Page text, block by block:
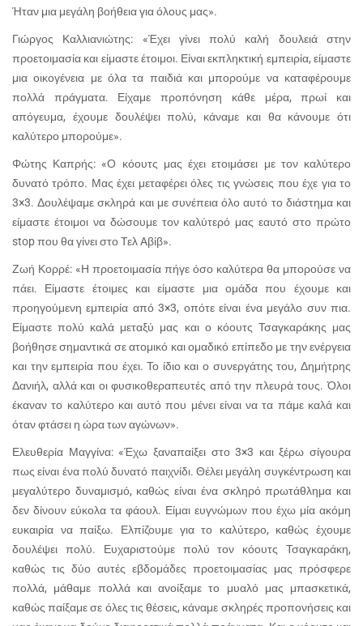
Ήταν μια μεγάλη βοήθεια για όλους μας».
Γιώργος Καλλιανιώτης: «Έχει γίνει πολύ καλή δουλειά στην
προετοιμασία και είμαστε έτοιμοι. Είναι εκπληκτική εμπειρία, είμαστε
μια οικογένεια με όλα τα παιδιά και μπορούμε να καταφέρουμε
πολλά πράγματα. Είχαμε προπόνηση κάθε μέρα, πρωί και
απόγευμα, έχουμε δουλέψει πολύ, κάναμε και θα κάνουμε ότι
καλύτερο μπορούμε».
Φώτης Καπρής: «Ο κόουτς μας έχει ετοιμάσει με τον καλύτερο
δυνατό τρόπο. Μας έχει μεταφέρει όλες τις γνώσεις που έχε για το
3×3. Δουλέψαμε σκληρά και με συνέπεια όλο αυτό το διάστημα και
είμαστε έτοιμοι να δώσουμε τον καλύτερό μας εαυτό στο πρώτο
stop που θα γίνει στο Tελ Aβίβ».
Ζωή Κορρέ: «Η προετοιμασία πήγε όσο καλύτερα θα μπορούσε να
πάει. Είμαστε έτοιμες και είμαστε μια ομάδα που έχουμε και
προηγούμενη εμπειρία από 3×3, οπότε είναι ένα μεγάλο συν πια.
Είμαστε πολύ καλά μεταξύ μας και ο κόουτς Τσαγκαράκης μας
βοήθησε σημαντικά σε ατομικό και ομαδικό επίπεδο με την ενέργεια
και την εμπειρία που έχει. Το ίδιο και ο συνεργάτης του, Δημήτρης
Δανιήλ, αλλά και οι φυσικοθεραπευτές από την πλευρά τους. Όλοι
έκαναν το καλύτερο και αυτό που μένει είναι να τα πάμε καλά και
όταν φτάσει η ώρα των αγώνων».
Ελευθερία Μαγγίνα: «Έχω ξαναπαίξει στο 3×3 και ξέρω σίγουρα
πως είναι ένα πολύ δυνατό παιχνίδι. Θέλει μεγάλη συγκέντρωση και
μεγαλύτερο δυναμισμό, καθώς είναι ένα σκληρό πρωτάθλημα και
δεν δίνουν εύκολα τα φάουλ. Είμαι ευγνώμων που έχω μία ακόμη
ευκαιρία να παίξω. Ελπίζουμε για το καλύτερο, καθώς έχουμε
δουλέψει πολύ. Ευχαριστούμε πολύ τον κόουτς Τσαγκαράκη,
καθώς τις δύο αυτές εβδομάδες προετοιμασίας μας πρόσφερε
πολλά, μάθαμε πολλά και ανοίξαμε το μυαλό μας μπασκετικά,
καθώς παίξαμε σε όλες τις θέσεις, κάναμε σκληρές προπονήσεις και